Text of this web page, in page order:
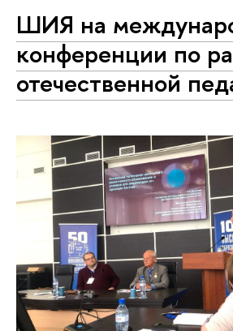
ШИЯ на
конференции по
отечественной